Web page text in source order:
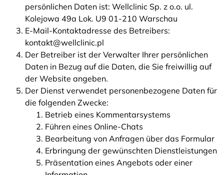
persönlichen Daten ist: Wellclinic Sp. z o.o. ul.
Kolejowa 49a Lok. U9 01-210 Warschau
E-Mail-Kontaktadresse des Betreibers:
kontakt@wellclinic.pl
Der Betreiber ist der Verwalter Ihrer persönlichen
Daten in Bezug auf die Daten, die Sie freiwillig auf
der Website angeben.
Der Dienst verwendet personenbezogene Daten für
die folgenden Zwecke:
Betrieb eines Kommentarsystems
Führen eines Online-Chats
Bearbeitung von Anfragen über das Formular
Erbringung der gewünschten Dienstleistungen
Präsentation eines Angebots oder einer